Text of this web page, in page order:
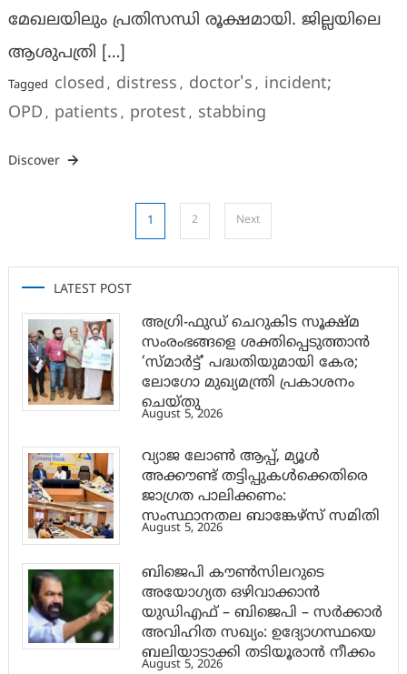
മേഖലയിലും പ്രതിസന്ധി രൂക്ഷമായി. ജില്ലയിലെ
ആശുപത്രി […]
Tagged closed , distress , doctor's , incident;
OPD , patients , protest , stabbing
Discover
1 2 Next
LATEST POST
അഗ്രി-ഫുഡ് ചെറുകിട സൂക്ഷ്മ
സംരംഭങ്ങളെ ശക്തിപ്പെടുത്താന്‍
‘സ്മാര്‍ട്ട്’ പദ്ധതിയുമായി കേര;
ലോഗോ മുഖ്യമന്ത്രി പ്രകാശനം
ചെയ്തു
August 5, 2026
വ്യാജ ലോൺ ആപ്പ്, മ്യൂൾ
അക്കൗണ്ട് തട്ടിപ്പുകൾക്കെതിരെ
ജാ​ഗ്രത പാലിക്കണം:
സംസ്ഥാനതല ബാങ്കേഴ്സ് സമിതി
August 5, 2026
ബിജെപി കൗൺസിലറുടെ
അയോഗ്യത ഒഴിവാക്കാൻ
യുഡിഎഫ് – ബിജെപി – സർക്കാർ
അവിഹിത സഖ്യം: ഉദ്യോഗസ്ഥയെ
ബലിയാടാക്കി തടിയൂരാൻ നീക്കം
August 5, 2026